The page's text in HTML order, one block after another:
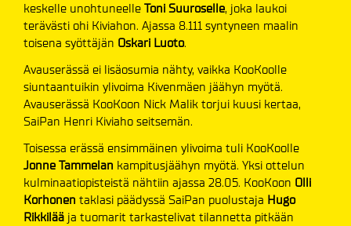
keskelle unohtuneelle Toni Suuroselle, joka laukoi
terävästi ohi Kiviahon. Ajassa 8.111 syntyneen maalin
toisena syöttäjän Oskari Luoto.
Avauserässä ei lisäosumia nähty, vaikka KooKoolle
siuntaantuikin ylivoima Kivenmäen jäähyn myötä.
Avauserässä KooKoon Nick Malik torjui kuusi kertaa,
SaiPan Henri Kiviaho seitsemän.
Toisessa erässä ensimmäinen ylivoima tuli KooKoolle
Jonne Tammelan kampitusjäähyn myötä. Yksi ottelun
kulminaatiopisteistä nähtiin ajassa 28.05. KooKoon Olli
Korhonen taklasi päädyssä SaiPan puolustaja Hugo
Rikkilää ja tuomarit tarkastelivat tilannetta pitkään